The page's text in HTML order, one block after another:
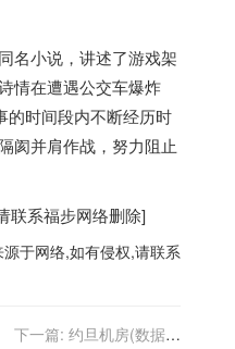
名小说，讲述了游戏架
情在遭遇公交车爆炸
的时间段内不断经历时
阂并肩作战，努力阻止
联系福步网络删除]
于网络,如有侵权,请联系
下一篇: 约旦机房(数据中